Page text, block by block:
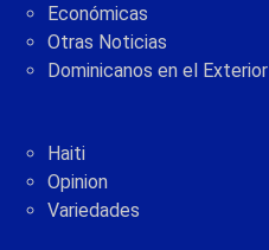
Económicas
Otras Noticias
Dominicanos en el Exterior
Haiti
Opinion
Variedades